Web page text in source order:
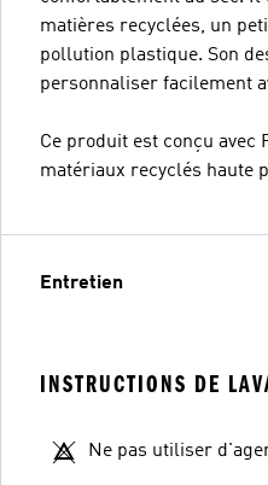
matières recyclées, un
pollution plastique. Son
personnaliser facilement
Ce produit est conçu avec
matériaux recyclés haute
Entretien
INSTRUCTIONS DE
Ne pas utiliser